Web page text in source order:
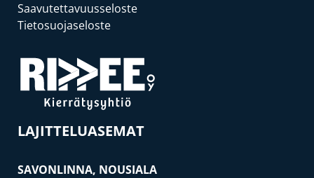
Saavutettavuusseloste
Tietosuojaseloste
LAJITTELUASEMAT
SAVONLINNA, NOUSIALA